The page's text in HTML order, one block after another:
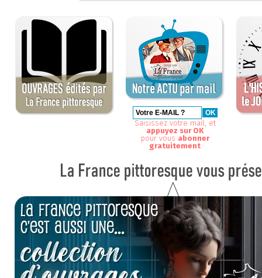
Saisissez votre mail, et
appuyez sur OK
pour vous abonner
gratuitement